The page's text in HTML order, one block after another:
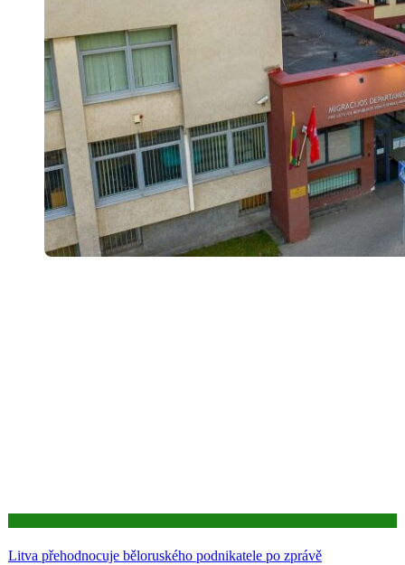
Litva přehodnocuje běloruského podnikatele po zprávě